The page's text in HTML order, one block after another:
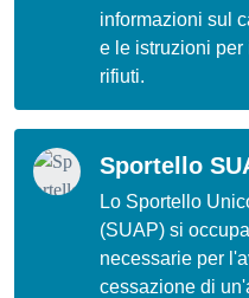
informazioni sul
e le istruzioni per
rifiuti.
Sportello
Lo Sportello
(SUAP) si
necessarie per
cessazione di